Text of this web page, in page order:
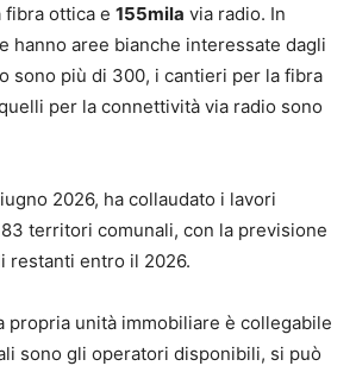
fibra ottica e 155mila via radio. In
hanno aree bianche interessate dagli
sono più di 300, i cantieri per la fibra
per la connettività via radio sono
2026, ha collaudato i lavori
territori comunali, con la previsione
restanti entro il 2026.
propria unità immobiliare è collegabile
sono gli operatori disponibili, si può